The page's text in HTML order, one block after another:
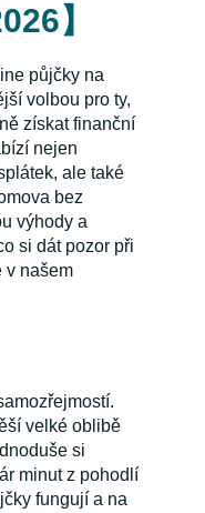
】
půjčky na
volbou pro ty,
získat finanční
nejen
ale také
bez
výhody a
si dát pozor při
v našem
velké oblibě
si
minut z pohodlí
fungují a na